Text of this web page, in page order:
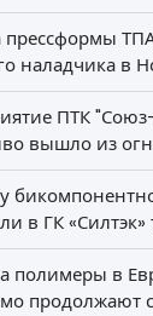
наладчика в
ПТК
вышло из
в ГК
полимеры в
продолжают